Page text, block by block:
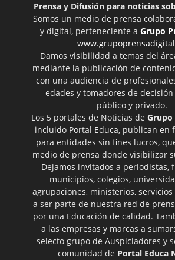
Prensa y Difusión para noticias
Somos un medio de prensa
y digital, perteneciente a Grupo
Damos visibilidad a temas del
mediante la publicación de
con una audiencia de
edades y tomadores de
público y privado.
Los 5 portales de Noticias de Grupo
incluido Portal Educa, publican en
para entidades sin fines lucros,
medio de prensa donde visibilizar
Dejamos invitados a periodistas,
municipios, colegios,
agrupaciones, ministerios,
a ser parte de nuestra red de
por una Educación de calidad.
a las empresas y marcas a
selecto grupo de Auspiciadores y
comunidad de Portal Educa